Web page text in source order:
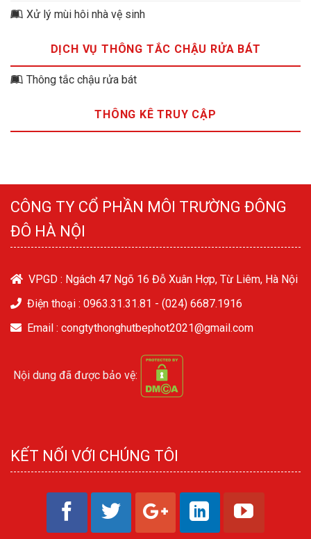
Xử lý mùi hôi nhà vệ sinh
DỊCH VỤ THÔNG TẮC CHẬU RỬA BÁT
Thông tắc chậu rửa bát
THÔNG KÊ TRUY CẬP
CÔNG TY CỔ PHẦN MÔI TRƯỜNG ĐÔNG
ĐÔ HÀ NỘI
VPGD : Ngách 47 Ngõ 16 Đỗ Xuân Hợp, Từ Liêm, Hà Nội
Điện thoại : 0963.31.31.81 - (024) 6687.1916
Email : congtythonghutbephot2021@gmail.com
Nội dung đã được bảo vệ:
KẾT NỐI VỚI CHÚNG TÔI